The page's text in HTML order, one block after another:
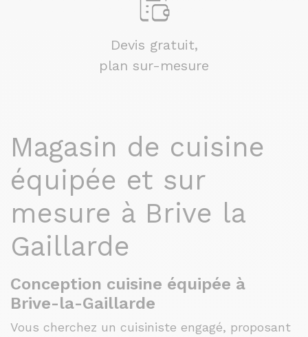
Devis gratuit,
plan sur-mesure
Magasin de cuisine
équipée et sur
mesure à Brive la
Gaillarde
Conception cuisine équipée à
Brive-la-Gaillarde
Vous cherchez un cuisiniste engagé, proposant